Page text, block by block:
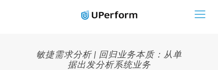
敏捷需求分析 | 回归业务本质：从单
据出发分析系统业务